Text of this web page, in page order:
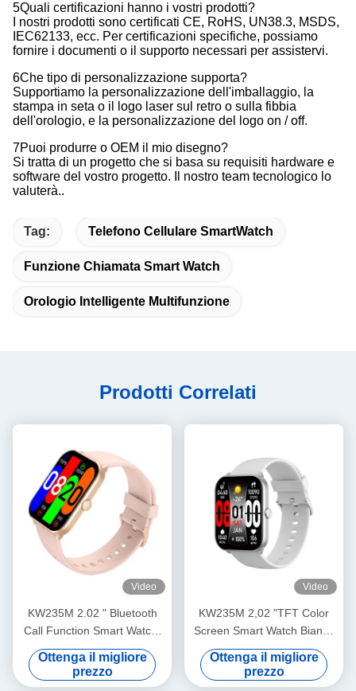
5Quali certificazioni hanno i vostri prodotti?
I nostri prodotti sono certificati CE, RoHS, UN38.3, MSDS,
IEC62133, ecc. Per certificazioni specifiche, possiamo
fornire i documenti o il supporto necessari per assistervi.
6Che tipo di personalizzazione supporta?
Supportiamo la personalizzazione dell'imballaggio, la
stampa in seta o il logo laser sul retro o sulla fibbia
dell'orologio, e la personalizzazione del logo on / off.
7Puoi produrre o OEM il mio disegno?
Si tratta di un progetto che si basa su requisiti hardware e
software del vostro progetto. Il nostro team tecnologico lo
valuterà..
Tag: Telefono Cellulare SmartWatch
Funzione Chiamata Smart Watch
Orologio Intelligente Multifunzione
Prodotti Correlati
Video
KW235M 2.02 " Bluetooth
Call Function Smart Watch,
Smart Fitness Watch con
monitor della frequenza
cardiaca
Ottenga il migliore
prezzo
Video
KW235M 2,02 "TFT Color
Screen Smart Watch Bianco
Color Impermeabile IP68
Smartwatch
Ottenga il migliore
prezzo